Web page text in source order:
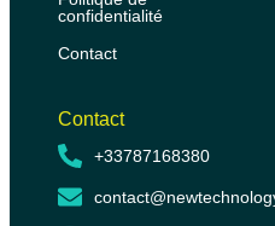
confidentialité
Contact
Contact
+33787168380